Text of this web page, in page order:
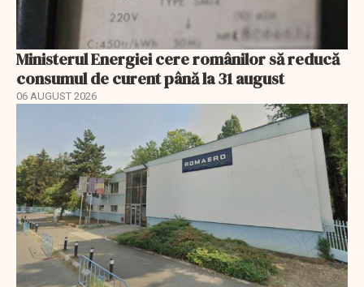
Ministerul Energiei cere românilor să reducă
consumul de curent până la 31 august
06 AUGUST 2026